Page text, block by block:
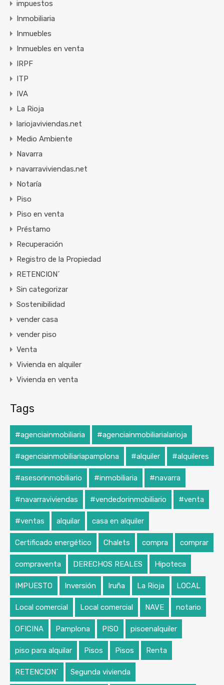
impuestos
Inmobiliaria
Inmuebles
Inmuebles en venta
IRPF
ITP
IVA
La Rioja
lariojaviviendas.net
Medio Ambiente
Navarra
navarraviviendas.net
Notaría
Piso
Piso en venta
Préstamo
Recuperación
Registro de la Propiedad
RETENCION´
Sin categorizar
Sostenibilidad
vender casa
vender piso
Venta
Vivienda en alquiler
Vivienda en venta
Tags
#agenciainmobiliaria #agenciainmobiliarialarioja
#agenciainmobiliariapamplona #alquiler #alquileres
#asesorinmobiliario #inmobiliaria #navarra
#navarraviviendas #vendedorinmobiliario #venta
#ventas alquilar casa en alquiler
Certificado energético Chalets compra comprar
compraventa DERECHOS REALES Hipoteca
IMPUESTO Inversión Iruña La Rioja LOCAL
Local comercial Local comercial NAVE notario
OFICINA Pamplona PISO pisoenalquiler
piso para alquilar Pisos Pisos Renta
RETENCION´ Segunda vivienda